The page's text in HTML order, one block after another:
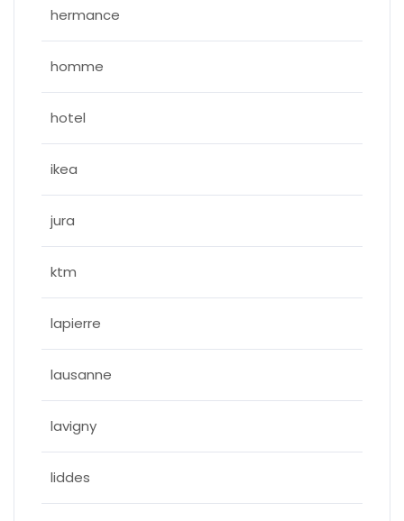
hermance
homme
hotel
ikea
jura
ktm
lapierre
lausanne
lavigny
liddes